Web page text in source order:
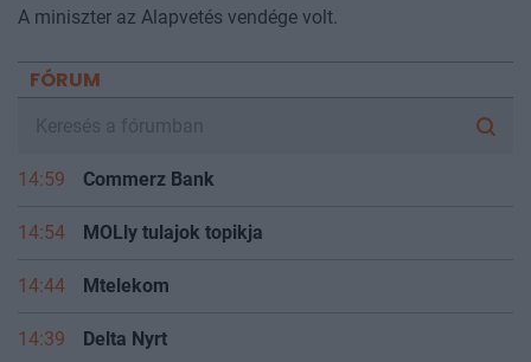
A miniszter az Alapvetés vendége volt.
FÓRUM
14:59 Commerz Bank
14:54 MOLly tulajok topikja
14:44 Mtelekom
14:39 Delta Nyrt